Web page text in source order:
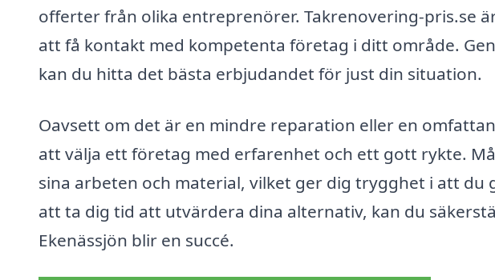
offerter från olika entreprenörer. Takrenovering-pris.se
att få kontakt med kompetenta företag i ditt område.
kan du hitta det bästa erbjudandet för just din situation.
Oavsett om det är en mindre reparation eller en
att välja ett företag med erfarenhet och ett gott rykte.
sina arbeten och material, vilket ger dig trygghet i att du
att ta dig tid att utvärdera dina alternativ, kan du
Ekenässjön blir en succé.